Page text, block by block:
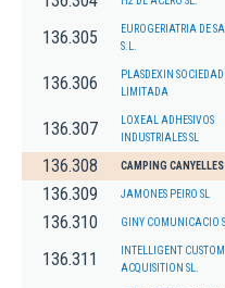
136.305
EUROGERIATRIA DE
S.L.
136.306
PLASDEXIN SOCIEDAD
LIMITADA
136.307
LOXEAL ADHESIVOS
INDUSTRIALES SL
136.308 CAMPING
136.309 JAMONES PEIRO SL
136.310 GINY COMUNICACIO
136.311
INTELLIGENT
ACQUISITION SL.